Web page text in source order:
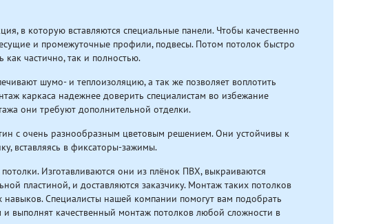
в которую вставляются специальные панели. Чтобы качественно
и промежуточные профили, подвесы. Потом потолок быстро
частично, так и полностью.
шумо- и теплоизоляцию, а так же позволяет воплотить
каркаса надежнее доверить специалистам во избежание
они требуют дополнительной отделки.
с очень разнообразным цветовым решением. Они устойчивы к
вставляясь в фиксаторы-зажимы.
Изготавливаются они из плёнок ПВХ, выкраиваются
пластиной, и доставляются заказчику. Монтаж таких потолков
Специалисты нашей компании помогут вам подобрать
качественный монтаж потолков любой сложности в